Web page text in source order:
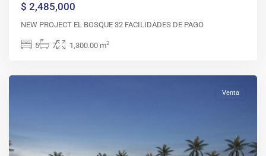
$ 2,485,000
NEW PROJECT EL BOSQUE 32 FACILIDADES DE PAGO
5 7 1,300.00 m2
Casa
de
La
Venta